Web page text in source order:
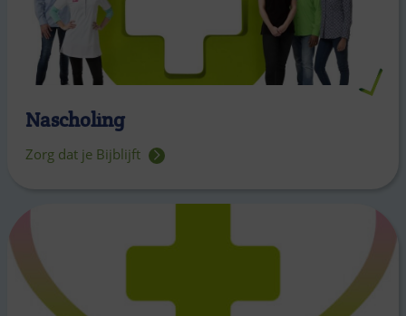
Nascholing
Zorg dat je Bijblijft